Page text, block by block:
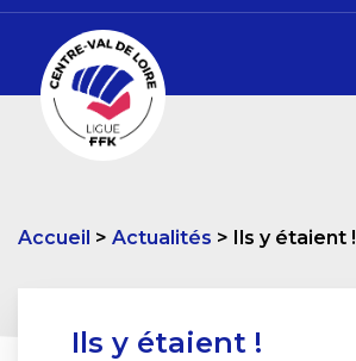
Accueil Actualités Ils y étaient !
Ils y étaient !